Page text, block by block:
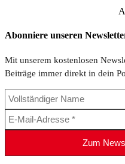
Abonniere unseren
Mit unserem kostenlosen
Beiträge immer direkt in dein